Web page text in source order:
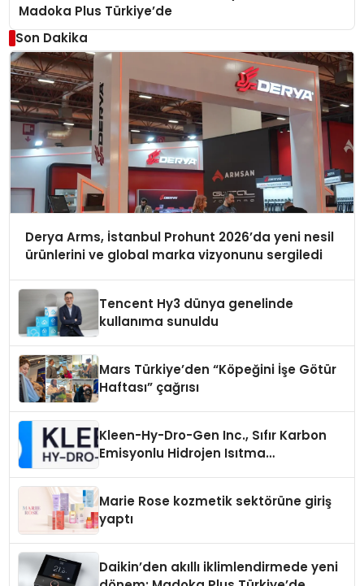
Madoka Plus Türkiye’de
Son Dakika
Derya Arms, İstanbul Prohunt 2026’da yeni nesil
ürünlerini ve global marka vizyonunu sergiledi
Tencent Hy3 dünya genelinde
kullanıma sunuldu
Mars Türkiye’den “Köpeğini İşe Götür
Haftası” çağrısı
Kleen-Hy-Dro-Gen Inc., Sıfır Karbon
Emisyonlu Hidrojen Isıtma
Marie Rose kozmetik sektörüne giriş
yaptı
Daikin’den akıllı iklimlendirmede yeni